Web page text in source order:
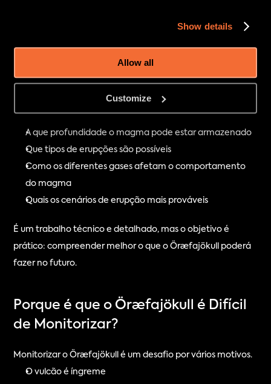
Show details
Allow all
Customize
Isto ajuda-a a compreender:
O que está a acontecer por baixo do vulcão
A que profundidade o magma pode estar armazenado
Que tipos de erupções são possíveis
Como os diferentes gases afetam o comportamento
do magma
Quais os cenários de erupção mais prováveis
É um trabalho técnico e detalhado, mas o objetivo é
prático: compreender melhor o que o Öræfajökull poderá
fazer no futuro.
Porque é que o Öræfajökull é Difícil
de Monitorizar?
Monitorizar o Öræfajökull é um desafio por vários motivos.
O vulcão é íngreme